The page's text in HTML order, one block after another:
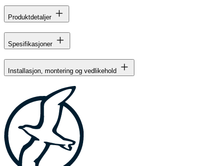
Produktdetaljer
Spesifikasjoner
Installasjon, montering og vedlikehold